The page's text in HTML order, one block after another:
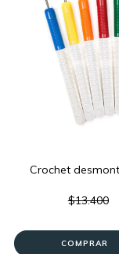
Crochet
$13.400
COMPRAR